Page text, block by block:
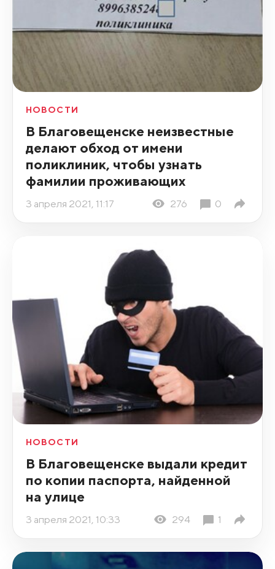
НОВОСТИ
В Благовещенске неизвестные
делают обход от имени
поликлиник, чтобы узнать
фамилии проживающих
3 апреля 2021, 11:17 276 0
НОВОСТИ
В Благовещенске выдали кредит
по копии паспорта, найденной
на улице
3 апреля 2021, 10:33 294 1